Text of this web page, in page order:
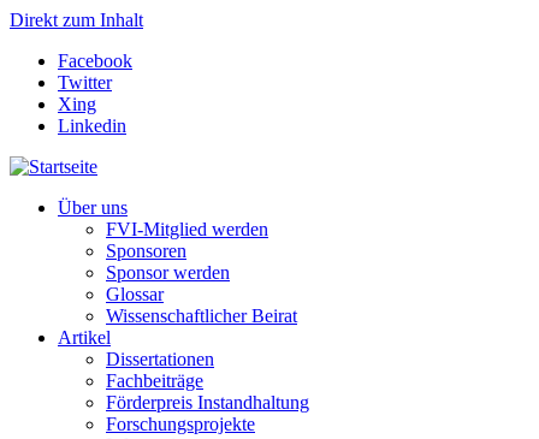
Direkt zum Inhalt
Facebook
Twitter
Xing
Linkedin
Über uns
FVI-Mitglied werden
Sponsoren
Sponsor werden
Glossar
Wissenschaftlicher Beirat
Artikel
Dissertationen
Fachbeiträge
Förderpreis Instandhaltung
Forschungsprojekte